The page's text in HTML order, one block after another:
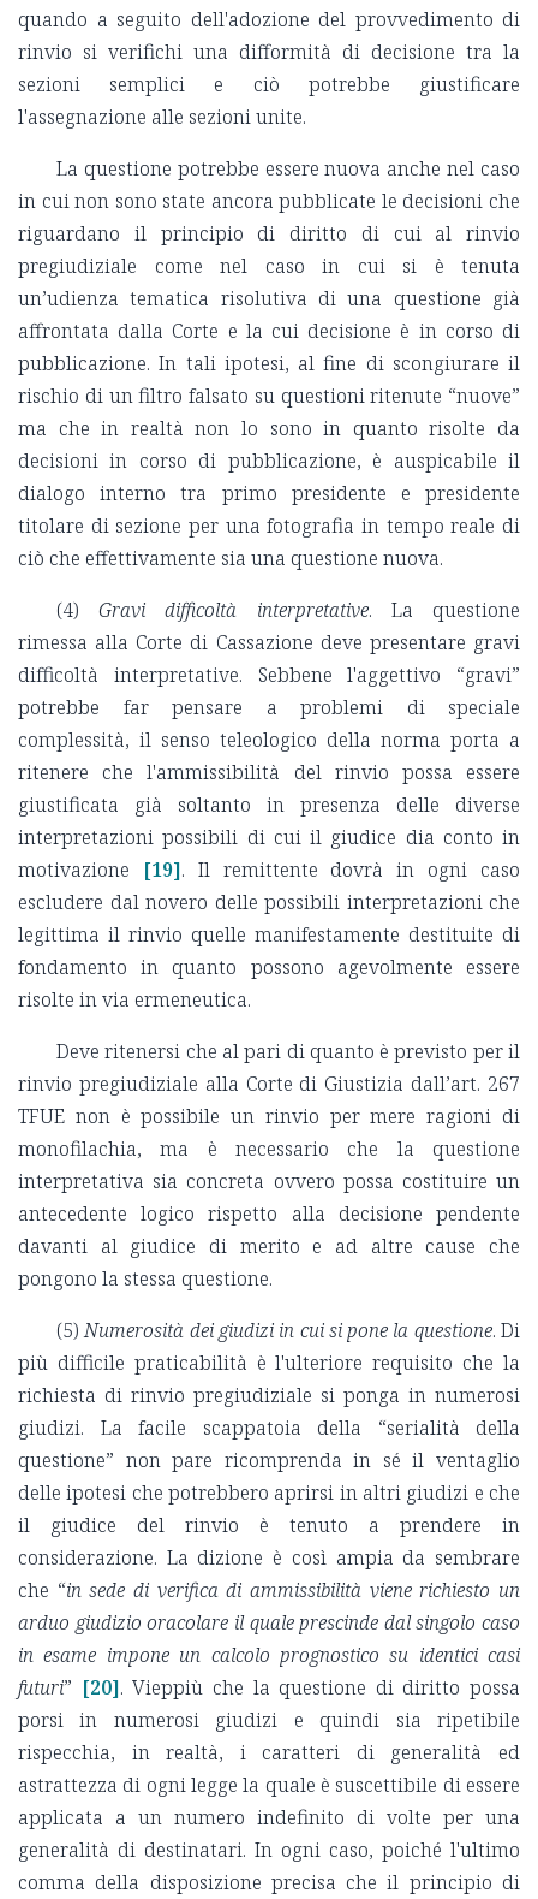
quando a seguito dell'adozione del provvedimento di
rinvio si verifichi una difformità di decisione tra la
sezioni semplici e ciò potrebbe giustificare
l'assegnazione alle sezioni unite.
La questione potrebbe essere nuova anche nel caso
in cui non sono state ancora pubblicate le decisioni che
riguardano il principio di diritto di cui al rinvio
pregiudiziale come nel caso in cui si è tenuta
un’udienza tematica risolutiva di una questione già
affrontata dalla Corte e la cui decisione è in corso di
pubblicazione. In tali ipotesi, al fine di scongiurare il
rischio di un filtro falsato su questioni ritenute “nuove”
ma che in realtà non lo sono in quanto risolte da
decisioni in corso di pubblicazione, è auspicabile il
dialogo interno tra primo presidente e presidente
titolare di sezione per una fotografia in tempo reale di
ciò che effettivamente sia una questione nuova.
(4)Gravi difficoltà interpretative. La questione
rimessa alla Corte di Cassazione deve presentare gravi
difficoltà interpretative. Sebbene l'aggettivo “gravi”
potrebbe far pensare a problemi di speciale
complessità, il senso teleologico della norma porta a
ritenere che l'ammissibilità del rinvio possa essere
giustificata già soltanto in presenza delle diverse
interpretazioni possibili di cui il giudice dia conto in
motivazione
[19]. Il remittente dovrà in ogni caso
escludere dal novero delle possibili interpretazioni che
legittima il rinvio quelle manifestamente destituite di
fondamento in quanto possono agevolmente essere
risolte in via ermeneutica.
Deve ritenersi che al pari di quanto è previsto per il
rinvio pregiudiziale alla Corte di Giustizia dall’art. 267
TFUE non è possibile un rinvio per mere ragioni di
monofilachia, ma è necessario che la questione
interpretativa sia concreta ovvero possa costituire un
antecedente logico rispetto alla decisione pendente
davanti al giudice di merito e ad altre cause che
pongono la stessa questione.
(5)Numerosità dei giudizi in cui si pone la questione. Di
più difficile praticabilità è l'ulteriore requisito che la
richiesta di rinvio pregiudiziale si ponga in numerosi
giudizi. La facile scappatoia della “serialità della
questione” non pare ricomprenda in sé il ventaglio
delle ipotesi che potrebbero aprirsi in altri giudizi e che
il giudice del rinvio è tenuto a prendere in
considerazione. La dizione è così ampia da sembrare
che “in sede di verifica di ammissibilità viene richiesto un
arduo giudizio oracolare il quale prescinde dal singolo caso
in esame impone un calcolo prognostico su identici casi
futuri” [20]. Vieppiù che la questione di diritto possa
porsi in numerosi giudizi e quindi sia ripetibile
rispecchia, in realtà, i caratteri di generalità ed
astrattezza di ogni legge la quale è suscettibile di essere
applicata a un numero indefinito di volte per una
generalità di destinatari. In ogni caso, poiché l'ultimo
comma della disposizione precisa che il principio di